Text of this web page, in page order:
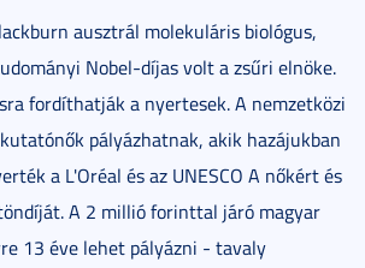
ausztrál molekuláris biológus,
Nobel-díjas volt a zsűri elnöke.
fordíthatják a nyertesek. A nemzetközi
pályázhatnak, akik hazájukban
a L'Oréal és az UNESCO A nőkért és
A 2 millió forinttal járó magyar
13 éve lehet pályázni - tavaly